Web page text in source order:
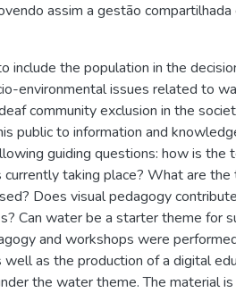
assim a gestão compartilhada
include the population in the
environmental issues related to
community exclusion in the
public to information and
guiding questions: how is the
currently taking place? What are the
Does visual pedagogy
Can water be a starter theme for
and workshops were
well as the production of a digital
the water theme. The material